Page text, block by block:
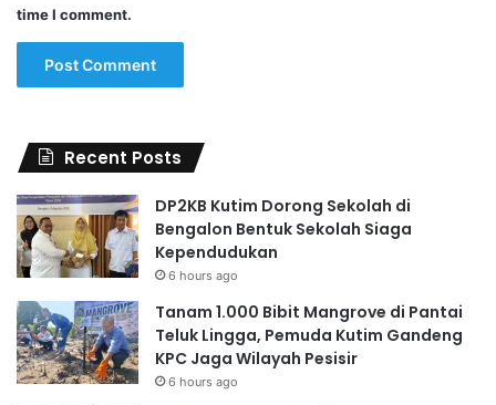
time I comment.
Recent Posts
DP2KB Kutim Dorong Sekolah di
Bengalon Bentuk Sekolah Siaga
Kependudukan
6 hours ago
Tanam 1.000 Bibit Mangrove di Pantai
Teluk Lingga, Pemuda Kutim Gandeng
KPC Jaga Wilayah Pesisir
6 hours ago